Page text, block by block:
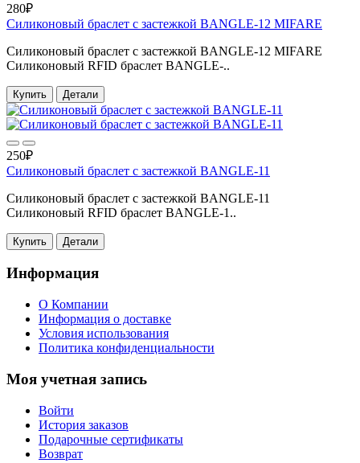
280₽
Силиконовый браслет с застежкой BANGLE-12 MIFARE
Силиконовый браслет с застежкой BANGLE-12 MIFARE
Силиконовый RFID браслет BANGLE-..
Купить Детали
250₽
Силиконовый браслет с застежкой BANGLE-11
Силиконовый браслет с застежкой BANGLE-11
Силиконовый RFID браслет BANGLE-1..
Купить Детали
Информация
О Компании
Информация о доставке
Условия использования
Политика конфиденциальности
Моя учетная запись
Войти
История заказов
Подарочные сертификаты
Возврат